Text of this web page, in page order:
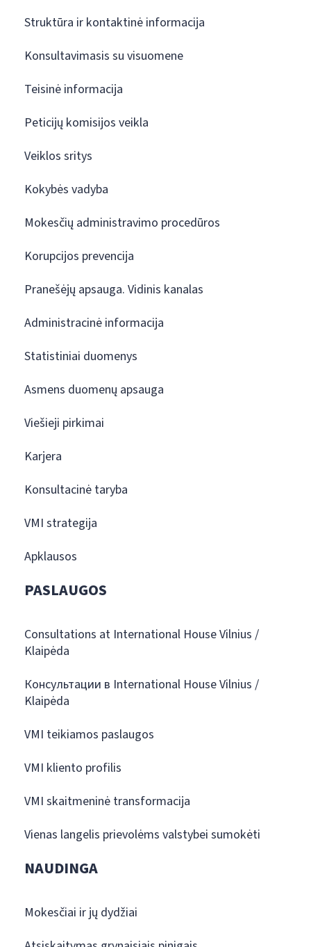
Struktūra ir kontaktinė informacija
Konsultavimasis su visuomene
Teisinė informacija
Peticijų komisijos veikla
Veiklos sritys
Kokybės vadyba
Mokesčių administravimo procedūros
Korupcijos prevencija
Pranešėjų apsauga. Vidinis kanalas
Administracinė informacija
Statistiniai duomenys
Asmens duomenų apsauga
Viešieji pirkimai
Karjera
Konsultacinė taryba
VMI strategija
Apklausos
PASLAUGOS
Consultations at International House Vilnius /
Klaipėda
Консультации в International House Vilnius /
Klaipėda
VMI teikiamos paslaugos
VMI kliento profilis
VMI skaitmeninė transformacija
Vienas langelis prievolėms valstybei sumokėti
NAUDINGA
Mokesčiai ir jų dydžiai